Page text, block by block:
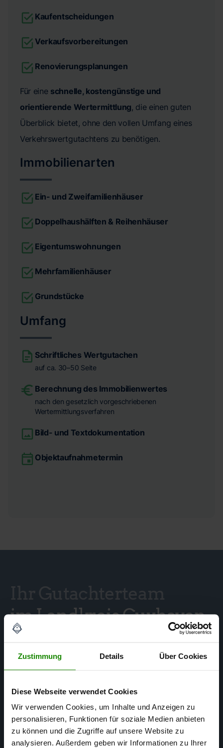
Zustimmung Details Über Cookies
Diese Webseite verwendet Cookies
Wir verwenden Cookies, um Inhalte und Anzeigen zu
personalisieren, Funktionen für soziale Medien anbieten
zu können und die Zugriffe auf unsere Website zu
analysieren. Außerdem geben wir Informationen zu Ihrer
Kaufentscheidungen
Verkaufsvorbereitungen
Renovierungsplanungen
Für eine schnelle, kostengünstige und
orientierende Wertermittlung, die einen guten
Überblick bietet, ohne den vollen Umfang eines
Verkehrswertgutachtens zu benötigen.
Immobilienarten
Ein- und Zweifamilienhäuser
Doppelhaushälften & Reihenhäuser
Eigentumswohnungen
Mehrfamilienhäuser
Grundstücke
Umfang
Schriftliches Wertgutachen
auf ca. 30–50 Seite
Berechnung des Immobilienwertes
nach den gesetzlich vorgeschriebenen
Wertermittlungsverfahren
Bild- und Textdokumentation
Objektaufnahmetermin
Ihr Gutachterteam
im Landkreis Cuxhaven